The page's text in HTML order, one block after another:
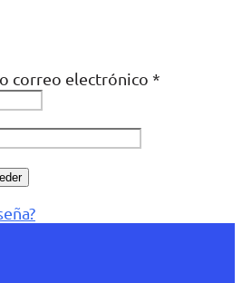
correo electrónico *